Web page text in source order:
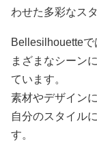
わせた多彩なス
Bellesilhouette
まざまなシーン
ています。
素材やデザイン
自分のスタイル
す。